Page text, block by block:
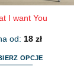
I want You
od: 18 zł
OPCJE